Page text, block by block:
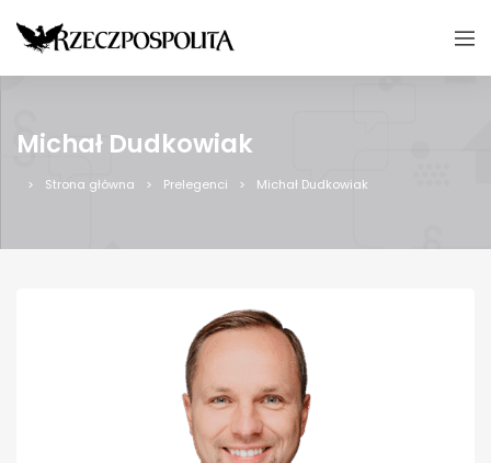
Michał Dudkowiak
Strona główna Prelegenci Michał Dudkowiak